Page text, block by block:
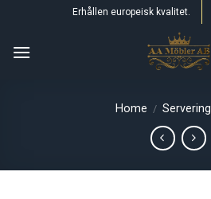
content
Erhållen europeisk kvalitet.
Home / Servering